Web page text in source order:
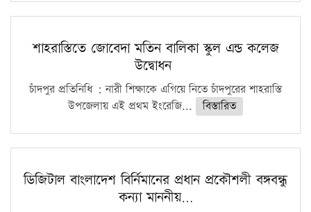
শাহরাস্তিতে জোবেদা মতিন বালিকা স্কুল এন্ড কলেজ
উদ্বোধন
চাঁদপুর প্রতিনিধি : নারী শিক্ষাকে এগিয়ে নিতে চাঁদপুরের শাহরাস্তি
উপজেলায় এই প্রথম ইংরেজি...
বিস্তারিত
ডিজিটাল বাংলাদেশ বির্নিমানের প্রধান প্রকৌশলী বঙ্গবন্ধু
কন্যা মাননীয়…